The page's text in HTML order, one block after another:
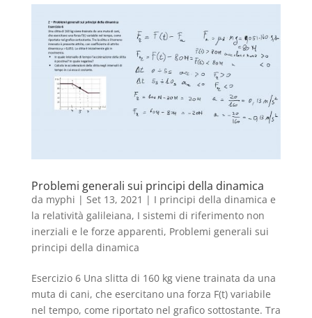
Problemi generali sui principi della dinamica
da myphi | Set 13, 2021 | I principi della dinamica e
la relatività galileiana, I sistemi di riferimento non
inerziali e le forze apparenti, Problemi generali sui
principi della dinamica
Esercizio 6 Una slitta di 160 kg viene trainata da una
muta di cani, che esercitano una forza F(t) variabile
nel tempo, come riportato nel grafico sottostante. Tra